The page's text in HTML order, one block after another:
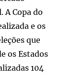
A Copa do
e os
que
os Estados
104